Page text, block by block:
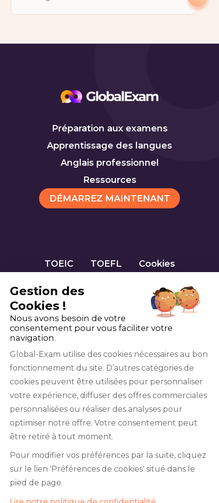
Préparation aux examens
Apprentissage des langues
Anglais professionnel
Ressources
DÉMARREZ MAINTENANT
TOEIC TOEFL Cookies
YouTube
institutions qui gèrent les examens officiels du
BRIGHT English, de l’IELTS, du TOEFL ITP®, des
Gestion des
Cookies !
Nous avons besoin de votre
consentement pour vous faciliter votre
navigation.
Global-Exam utilise des cookies nécessaires au bon
fonctionnement du site. D’autres catégories de
cookies peuvent être utilisées pour personnaliser
votre expérience, diffuser des offres commerciales
personnalisées ou réaliser des analyses pour
optimiser notre offre. Votre consentement peut
être retiré à tout moment.
Pour modifier vos préférences par la suite, cliquez
sur le lien 'Préférences de cookies' situé dans le
pied de page.